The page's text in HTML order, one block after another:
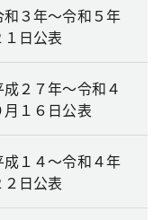
３年～令和５年
日公表
２７年～令和４
１６日公表
１４～令和４年
日公表